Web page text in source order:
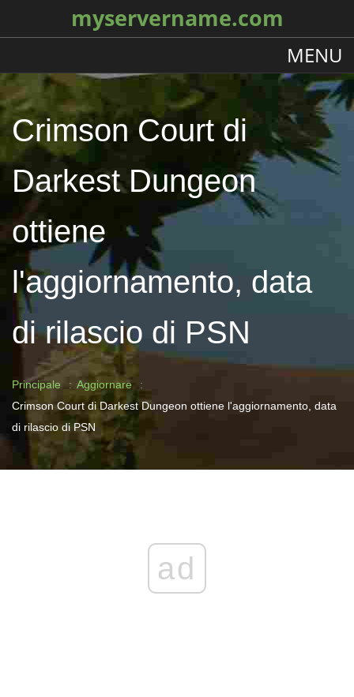
myservername.com
MENU
Crimson Court di
Darkest Dungeon
ottiene
l'aggiornamento, data
di rilascio di PSN
Principale
Aggiornare
Crimson Court di Darkest Dungeon ottiene l'aggiornamento, data
di rilascio di PSN
ad